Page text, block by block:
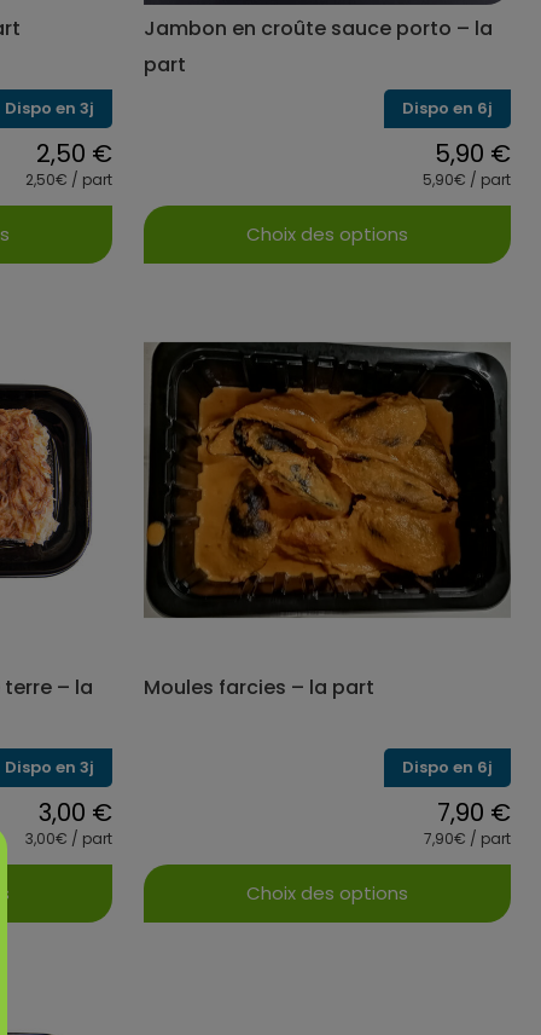
Dispo en 3j
2,50 €
2,50€ / part
Jambon en croûte sauce porto – la
part
Dispo en 6j
5,90 €
5,90€ / part
Choix des options
a
plusieurs
variations.
Les
options
peuvent
être
choisies
sur
la
page
– la
Dispo en 3j
3,00 €
3,00€ / part
Moules farcies – la part
Dispo en 6j
7,90 €
7,90€ / part
Choix des options